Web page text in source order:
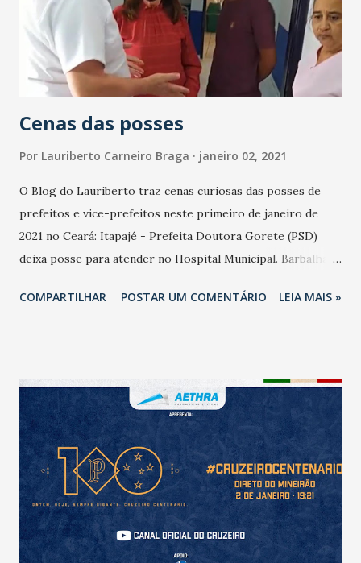
norte-americana. A missão ganhou novo fôlego após a
descoberta de moléculas de água na Lua, detectada pelo
telescópio Sofia. Telescópios - O lançamento do super
telescópio James Web é o destaque de Duilia de Mello,
astrônoma, pesquisador...
Cenas das posses
Por Lauriberto Carneiro Braga janeiro 02, 2021
O Blog do Lauriberto traz cenas curiosas das posses de
prefeitos e vice-prefeitos neste primeiro de janeiro de
2021 no Ceará: Itapajé - Prefeita Doutora Gorete (PSD)
deixa posse para atender no Hospital Municipal. Barbalha -
Siqueira (PT) e agricultor r suplente de vereador e
vice-prefeito Élcio Batista (PSB). Marrion estava no
Plenário Fausto Arruda, da Câmara Municipal, nos braços da
primeira dama Natália Herculano.
COMPARTILHAR POSTAR UM COMENTÁRIO LEIA MAIS »